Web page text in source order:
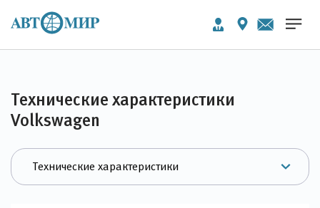
Технические характеристики
Volkswagen